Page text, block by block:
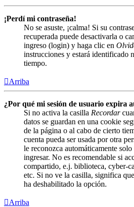
¡Perdí mi contraseña!
No se asuste, ¡calma! Si su
recuperada puede desactivarla o
ingreso (login) y haga clic en
instrucciones y estará identificado
tiempo.
Arriba
¿Por qué mi sesión de usuario expira
Si no activa la casilla Recordar
datos se guardan en una cookie
de la página o al cabo de cierto
cuenta pueda ser usada por otra
le reconozca automáticamente
ingresar. No es recomendable si
compartido, e.j. biblioteca, cyber-
etc. Si no ve la casilla, significa
ha deshabilitado la opción.
Arriba